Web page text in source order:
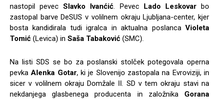
nastopil pevecSlavko Ivanćić. PevecLado Leskovarbo
zastopal barve DeSUS v volilnem okraju Ljubljana-center, kjer
bosta kandidirala tudi igralca in aktualna poslancaVioleta
Tomić (Levica) in Saša Tabaković (SMC).
Na listi SDS se bo za poslanski stolček potegovala operna
pevkaAlenka Gotar, ki je Slovenijo zastopala na Evroviziji, in
sicer v volilnem okraju Domžale II. SD v tem okraju stavi na
nekdanjega glasbenega producenta in založnikaGorana